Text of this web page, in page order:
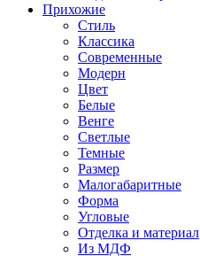
Прихожие
Стиль
Классика
Современные
Модерн
Цвет
Белые
Венге
Светлые
Темные
Размер
Малогабаритные
Форма
Угловые
Отделка и материал
Из МДФ